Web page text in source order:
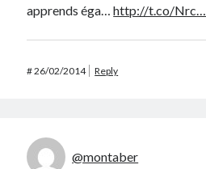
apprends éga…http://t.co/Nrc…
#26/02/2014 Reply
@montaber